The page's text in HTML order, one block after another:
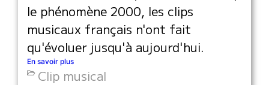
le phénomène 2000, les clips
musicaux français n'ont fait
qu'évoluer jusqu'à aujourd'hui.
En savoir plus
Clip musical